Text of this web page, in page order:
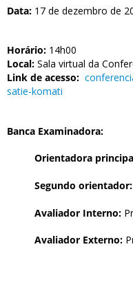
Data: 17 de dezembro de
Horário: 14h00
Local: Sala virtual da
Link de acesso:
satie-komati
Banca Examinadora:
Orientadora
Segundo orientador:
Avaliador Interno:
Avaliador Externo: